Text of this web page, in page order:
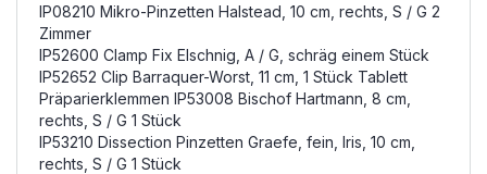
IP08210 Mikro-Pinzetten Halstead, 10 cm, rechts, S / G 2
Zimmer
IP52600 Clamp Fix Elschnig, A / G, schräg einem Stück
IP52652 Clip Barraquer-Worst, 11 cm, 1 Stück Tablett
Präparierklemmen IP53008 Bischof Hartmann, 8 cm,
rechts, S / G 1 Stück
IP53210 Dissection Pinzetten Graefe, fein, Iris, 10 cm,
rechts, S / G 1 Stück